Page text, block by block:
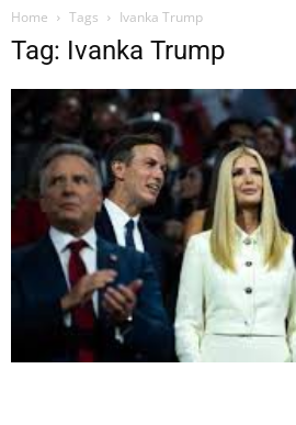
Home Tags Ivanka Trump
Tag: Ivanka Trump